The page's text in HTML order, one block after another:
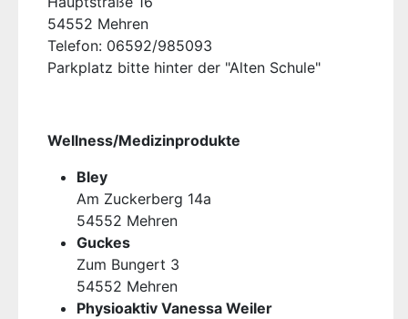
54552 Mehren
Telefon: 06592/985093
Parkplatz bitte hinter der "Alten Schule"
Wellness/Medizinprodukte
Bley
Am Zuckerberg 14a
54552 Mehren
Guckes
Zum Bungert 3
54552 Mehren
Physioaktiv Vanessa Weiler